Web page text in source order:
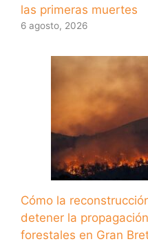
las primeras muertes
6 agosto, 2026
Cómo la
detener la
forestales en Gran